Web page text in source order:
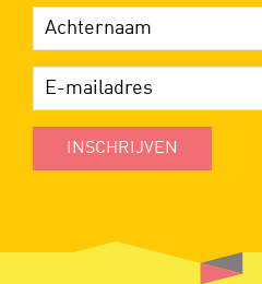
INSCHRIJVEN